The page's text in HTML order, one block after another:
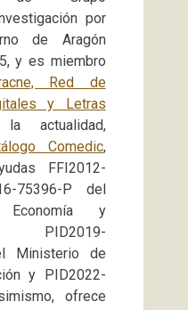
por
de Aragón
y es miembro
Red de
y Letras
actualidad,
Comedic,
FFI2012-
75396-P del
y
PID2019-
Ministerio de
y PID2022-
ofrece